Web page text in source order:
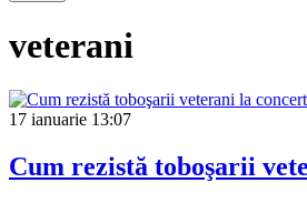
veterani
17 ianuarie 13:07
Cum rezistă toboşarii